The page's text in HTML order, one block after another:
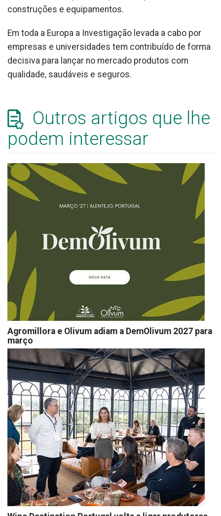
construções e equipamentos.
Em toda a Europa a Investigação levada a cabo por
empresas e universidades tem contribuído de forma
decisiva para lançar no mercado produtos com
qualidade, saudáveis e seguros.
Outros artigos que lhe
podem interessar
Agromillora e Olivum adiam a DemOlivum 2027 para
março